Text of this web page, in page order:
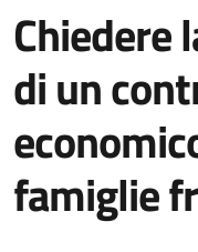
Chiedere
di un
famiglie